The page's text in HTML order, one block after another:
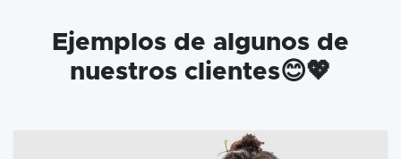
Ejemplos de algunos de
nuestros clientes😊💖